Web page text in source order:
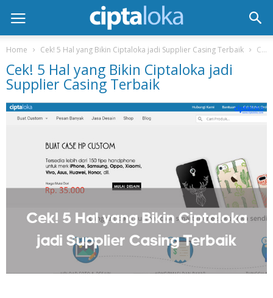
Home Cek! 5 Hal yang Bikin Ciptaloka jadi Supplier Casing Terbaik Cek! 5 Hal yang Bikin Ciptaloka jadi Supplier Casing Terbaik
Cek! 5 Hal yang Bikin Ciptaloka jadi
Supplier Casing Terbaik